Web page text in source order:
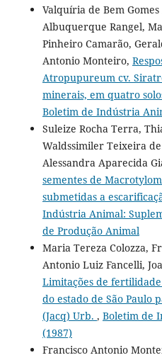
Valquíria de Bem
Albuquerque Rangel,
Pinheiro Camarão,
Antonio Monteiro,
Atropupureum cv.
minerais, em quatro
Boletim de Indústria
Suleize Rocha Terra,
Waldssimiler Teixeira
Alessandra Aparecida
sementes de
submetidas a
Indústria Animal:
de Produção Animal
Maria Tereza Colozza,
Antonio Luiz Fancelli,
Limitações de
do estado de São Paulo
(Jacq) Urb. , Boletim de
(1987)
Francisco Antonio